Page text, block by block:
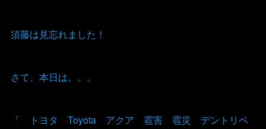
須藤は見忘れました！
さて、本日は。。。
「 トヨタ Toyota アクア 雹害 雹災 デントリペ